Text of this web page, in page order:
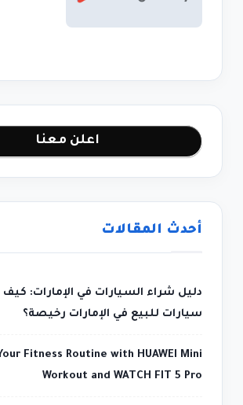
اعلن معنا
أحدث المقالات
دليل شراء السيارات في الإمارات:
سيارات للبيع في الإمارات رخيصة؟
Fitness Routine with HUAWEI Mini
Workout and WATCH FIT 5 Pro